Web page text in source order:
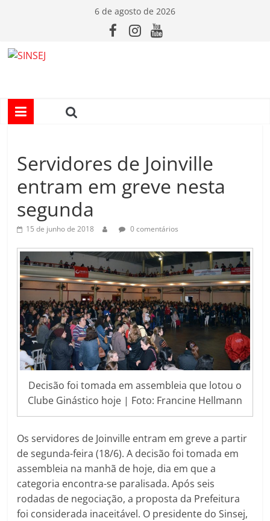
conteúdo
6 de agosto de 2026
I
S
E
Servidores de Joinville
entram em greve nesta
segunda
15 de junho de 2018 0 comentários
Decisão foi tomada em assembleia que lotou o
Clube Ginástico hoje | Foto: Francine Hellmann
Os servidores de Joinville entram em greve a partir
de segunda-feira (18/6). A decisão foi tomada em
assembleia na manhã de hoje, dia em que a
categoria encontra-se paralisada. Após seis
rodadas de negociação, a proposta da Prefeitura
foi considerada inaceitável. O presidente do Sinsej,